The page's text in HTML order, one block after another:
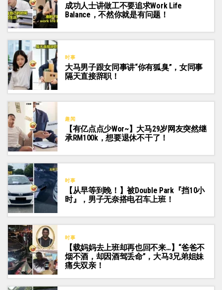
成功人士讲做工不要追求work Life
Balance，不然你就是有问题！
时事
大马男子跟女同事讲“你有狐臭”，女同事
隔天直接辞职！
趣闻
【有亿点点少Wor~】大马29岁网友突然继
承RM100k，想要退休不干了！
时事
【从早等到晚！】被Double Park『挡10小
时』，男子无奈搭电召车上班！
时事
【载妈妈去上班却再也回不来…】“爸爸不
烟不酒，却因酒驾丢命”，大马3兄弟姐妹
痛失双亲！